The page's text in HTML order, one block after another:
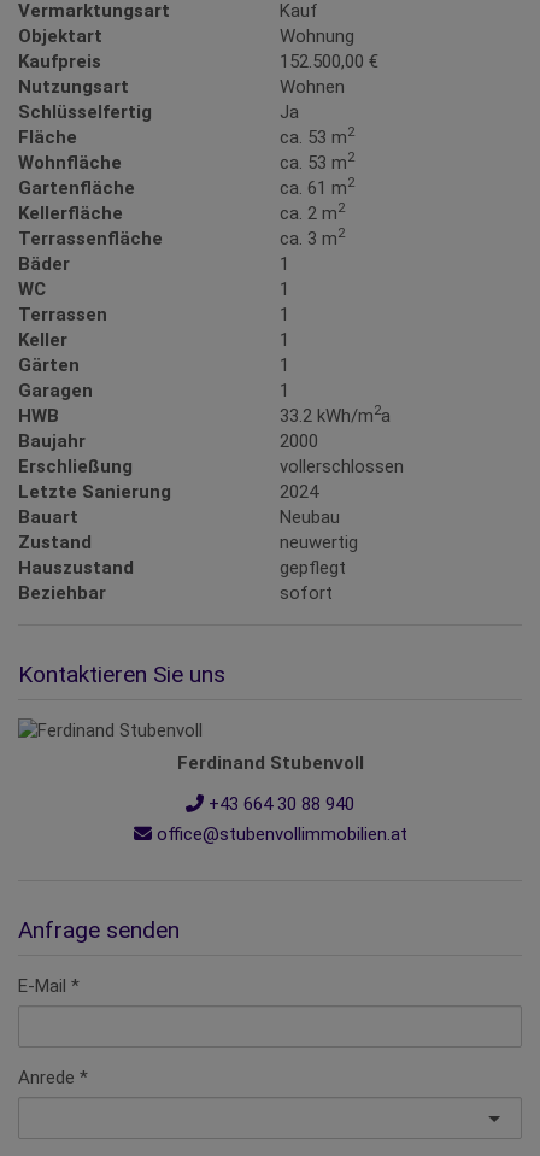
Vermarktungsart
Kauf
Objektart
Wohnung
Kaufpreis
152.500,00 €
Nutzungsart
Wohnen
Schlüsselfertig
Ja
Fläche
ca. 53 m2
Wohnfläche ca. 53 m2
Gartenfläche ca. 61 m2
Kellerfläche ca. 2 m2
Terrassenfläche ca. 3 m2
Bäder
1
WC
1
Terrassen
1
Keller
1
Gärten
1
Garagen
1
HWB
33.2 kWh/m2a
Baujahr
2000
Erschließung
vollerschlossen
Letzte Sanierung
2024
Bauart
Neubau
Zustand
neuwertig
Hauszustand
gepflegt
Beziehbar
sofort
Kontaktieren Sie uns
Ferdinand Stubenvoll
+43 664 30 88 940
office@stubenvollimmobilien.at
Anfrage senden
E-Mail
Anrede